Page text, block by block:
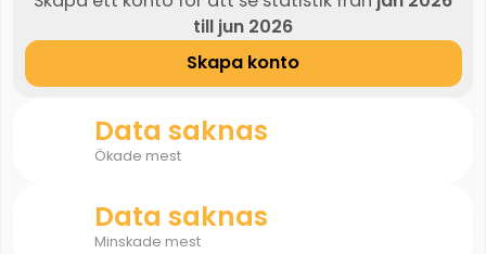
till jun 2026
Skapa konto
Data saknas
Ökade mest
Data saknas
Minskade mest